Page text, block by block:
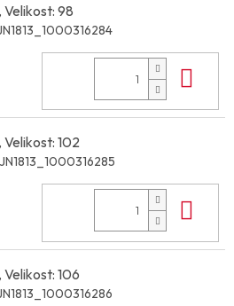
98
102
106